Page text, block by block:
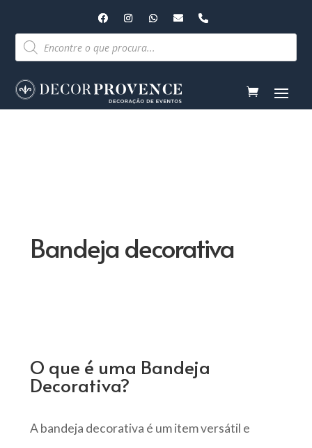
Pesquisar
produtos
Bandeja decorativa
O que é uma Bandeja
Decorativa?
A bandeja decorativa é um item versátil e